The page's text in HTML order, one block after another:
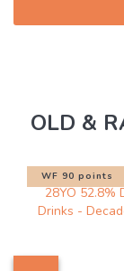
OLD &
WF 90 points